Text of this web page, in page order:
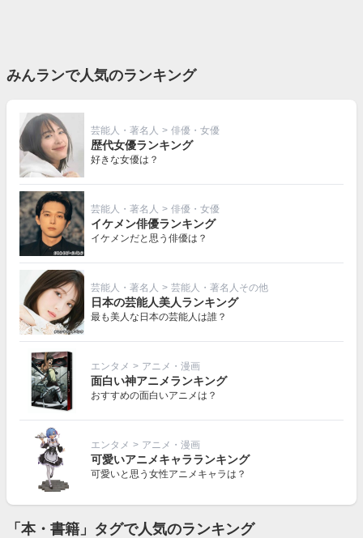
みんランで人気のランキング
芸能人・著名人 > 俳優・女優
歴代女優ランキング
好きな女優は？
芸能人・著名人 > 俳優・女優
イケメン俳優ランキング
イケメンだと思う俳優は？
芸能人・著名人 > 芸能人・著名人その他
日本の芸能人美人ランキング
最も美人な日本の芸能人は誰？
エンタメ > アニメ・漫画
面白い神アニメランキング
おすすめの面白いアニメは？
エンタメ > アニメ・漫画
可愛いアニメキャラランキング
可愛いと思う女性アニメキャラは？
「本・書籍」タグで人気のランキング